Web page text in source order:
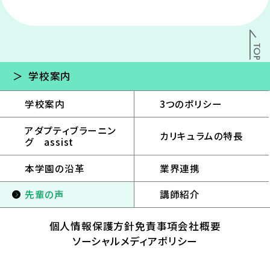
学校案内
学校案内
3つのポリシー
アダプティブラーニン
グ assist
カリキュラムの特長
本学園の沿革
業界連携
先輩の声
講師紹介
個人情報保護方針免責事項会社概要
ソーシャルメディアポリシー